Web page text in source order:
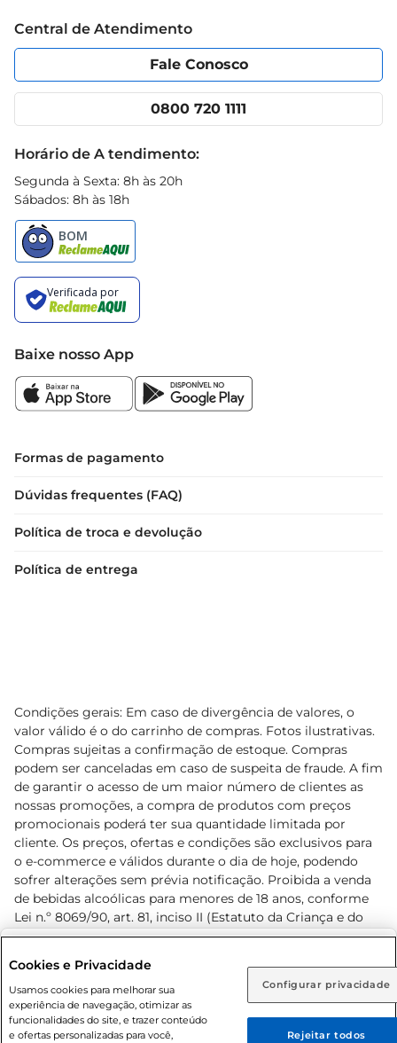
Rio de Janeiro (RJ) Goiás (GO)
Ou
Política de Privacidade
Portal do fornecedor
Cencosud Media
Código de Ética
App Prezunic
Central de Atendimento
Fale Conosco
0800 720 1111
Horário de A tendimento:
Segunda à Sexta: 8h às 20h
Sábados: 8h às 18h
Baixe nosso App
Formas de pagamento
Dúvidas frequentes (FAQ)
Política de troca e devolução
Política de entrega
Condições gerais: Em caso de divergência de valores, o
valor válido é o do carrinho de compras. Fotos ilustrativas.
Compras sujeitas a confirmação de estoque. Compras
podem ser canceladas em caso de suspeita de fraude. A fim
de garantir o acesso de um maior número de clientes as
nossas promoções, a compra de produtos com preços
promocionais poderá ter sua quantidade limitada por
cliente. Os preços, ofertas e condições são exclusivos para
o e-commerce e válidos durante o dia de hoje, podendo
sofrer alterações sem prévia notificação. Proibida a venda
de bebidas alcoólicas para menores de 18 anos, conforme
Lei n.º 8069/90, art. 81, inciso II (Estatuto da Criança e do
Adolescente). Preços e condições exclusivos para o
prévio. O valor mínimo para as compras on-line é de R$
80,00.
Cookies e Privacidade
Usamos cookies para melhorar sua
experiência de navegação, otimizar as
funcionalidades do site, e trazer conteúdo
e ofertas personalizadas para você,
Configurar privacidade
Rejeitar todos